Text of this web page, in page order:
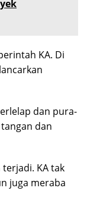
KA. Di
dan pura-
dan
KA tak
juga meraba